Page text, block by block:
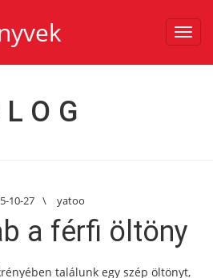
10-27 \ yatoo
a férfi öltöny
találunk egy szép öltönyt,